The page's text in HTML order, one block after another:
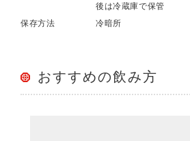
後は冷蔵庫で保管
保存方法
冷暗所
おすすめの飲み方